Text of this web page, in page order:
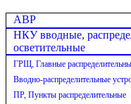
АВР
НКУ вводные,
осветительные
ГРЩ, Главные
Вводно-распределительные
ПР, Пункты распределительные